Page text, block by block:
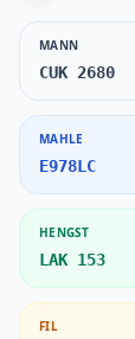
MANN
CUK 2680
MAHLE
E978LC
HENGST
LAK 153
FIL